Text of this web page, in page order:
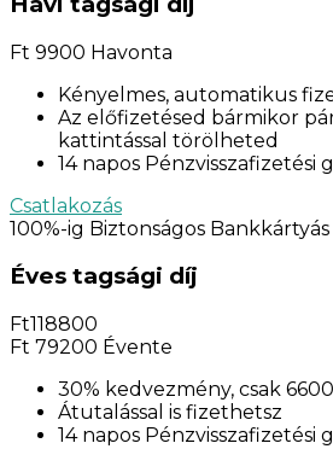
Ft 9900 Havonta
Kényelmes, automatikus
Az előfizetésed bármikor
kattintással törölheted
14 napos Pénzvisszafizetési
Csatlakozás
100%-ig Biztonságos Bankkártyás
Éves tagsági díj
Ft118800
Ft 79200 Évente
30% kedvezmény, csak
Átutalással is fizethetsz
14 napos Pénzvisszafizetési